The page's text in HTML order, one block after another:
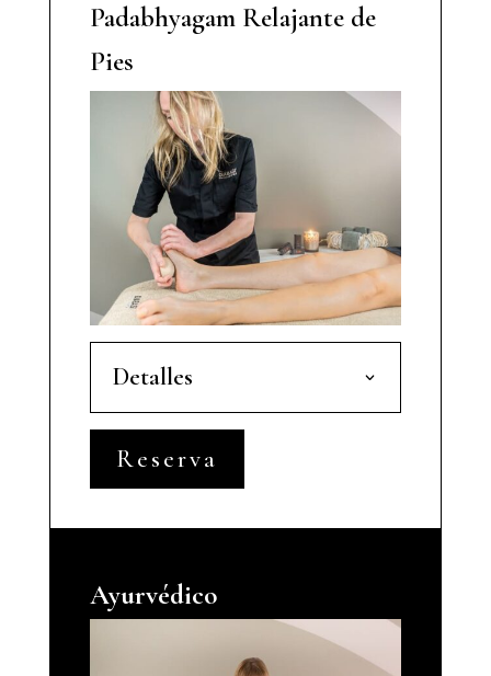
Padabhyagam Relajante de
Pies
Detalles
Reserva
Ayurvédico